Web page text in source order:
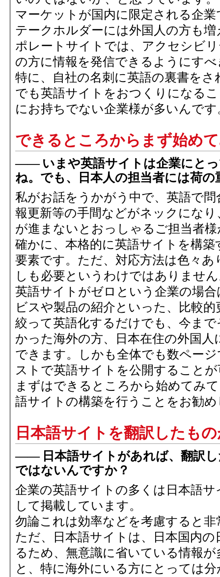
マーケットが国内に限定される企
テークホルダーには外国人の方も
ポレートサイトでは、アクセシビ
の方に情報を発信できるようにす
特に、自社の名刺に英語の裏書を
でも英語サイトをおつくりになる
にお持ちでない企業様が多いんです
できるところからまず始め
いまや英語サイトは企業にと
ね。でも、日本人の担当者には荷
私がお話をうかがう中で、英語で
報更新等の手間などがネックにな
が進まないとおっしゃるご担当者
確かに、本格的に英語サイトを構
要素です。ただ、対応方法は色々
しも必要というわけではありませ
英語サイトがゼロという企業の場
ビスや製品の紹介といった、比較
絞って英語化するだけでも、今ま
かった海外の方、日本在住の外国
できます。しかも全体でも数ペー
ストで英語サイトを公開すること
まずはできるところから始めてみ
語サイトの構築を行うことをお勧
日本語サイトを翻訳したも
日本語サイトがあれば、翻訳
ではないんですか？
企業の英語サイトの多くは日本語
して掲載しています。
勿論これは効率などを考慮すると
ただ、日本語サイトは、日本国内
るため、無意識に省いている情報
と、特に海外にいる方にとっては